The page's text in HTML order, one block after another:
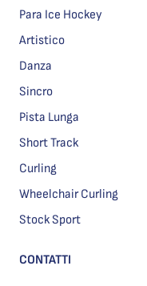
Para Ice Hockey
Artistico
Danza
Sincro
Pista Lunga
Short Track
Curling
Wheelchair Curling
Stock Sport
CONTATTI